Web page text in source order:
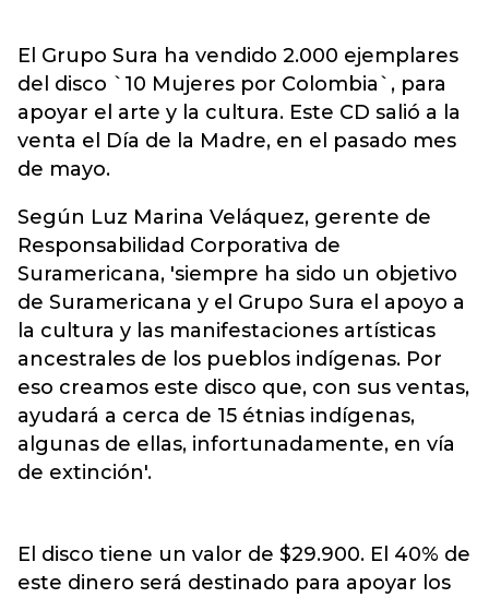
El Grupo Sura ha vendido 2.000 ejemplares
del disco `10 Mujeres por Colombia`, para
apoyar el arte y la cultura. Este CD salió a la
venta el Día de la Madre, en el pasado mes
de mayo.
Según Luz Marina Veláquez, gerente de
Responsabilidad Corporativa de
Suramericana, 'siempre ha sido un objetivo
de Suramericana y el Grupo Sura el apoyo a
la cultura y las manifestaciones artísticas
ancestrales de los pueblos indígenas. Por
eso creamos este disco que, con sus ventas,
ayudará a cerca de 15 étnias indígenas,
algunas de ellas, infortunadamente, en vía
de extinción'.
El disco tiene un valor de $29.900. El 40% de
este dinero será destinado para apoyar los